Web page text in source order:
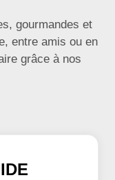
gourmandes et
entre amis ou en
grâce à nos